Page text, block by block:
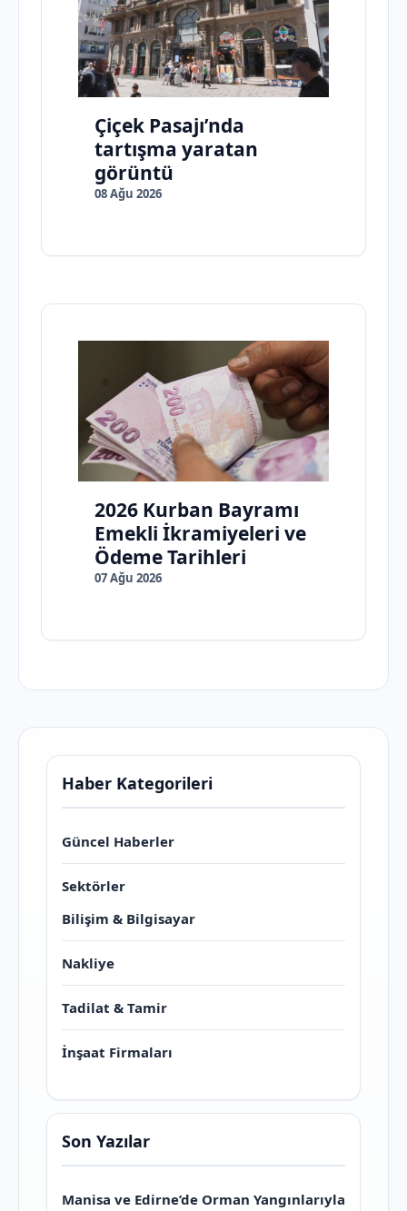
Çiçek Pasajı’nda
tartışma yaratan
görüntü
08 Ağu 2026
2026 Kurban Bayramı
Emekli İkramiyeleri ve
Ödeme Tarihleri
07 Ağu 2026
Haber Kategorileri
Güncel Haberler
Sektörler
Bilişim & Bilgisayar
Nakliye
Tadilat & Tamir
İnşaat Firmaları
Son Yazılar
Manisa ve Edirne’de Orman Yangınlarıyla